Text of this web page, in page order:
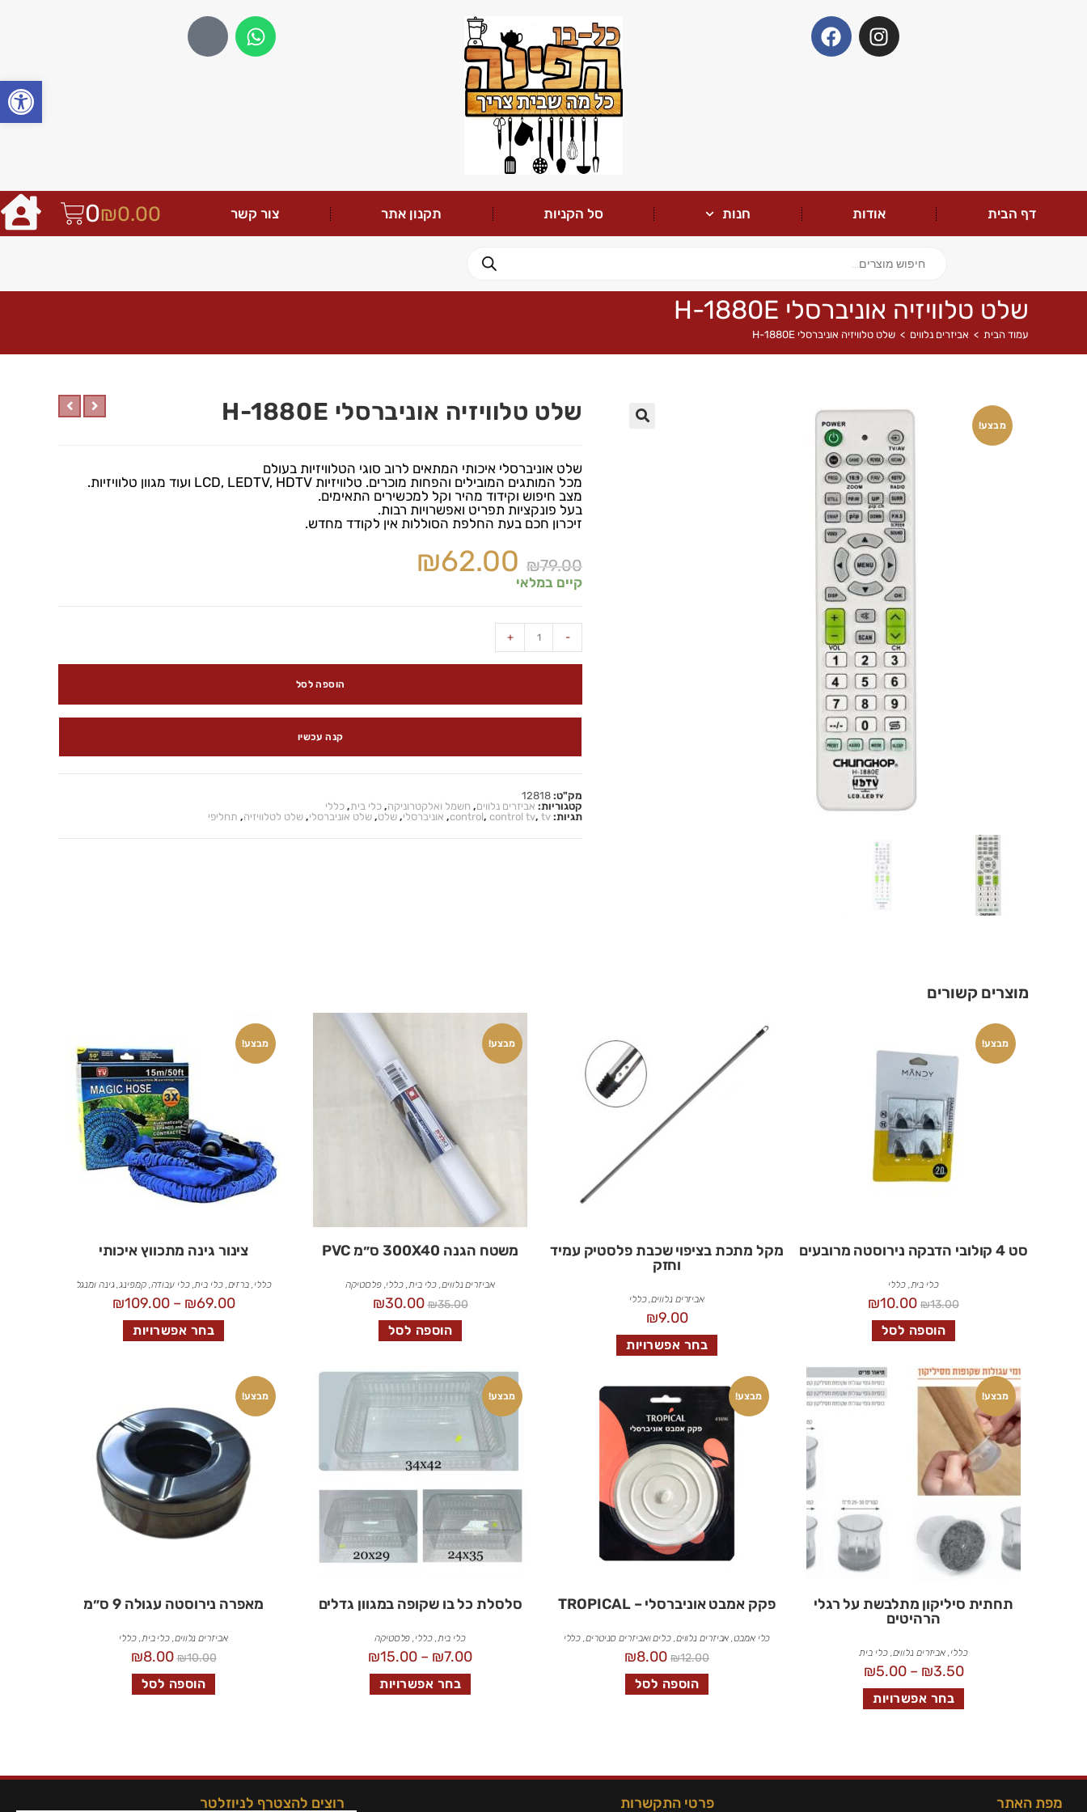
דף הבית אודות חנות סל הקניות תקנון אתר צור קשר ₪0.00
0
שלט טלוויזיה אוניברסלי H-1880E
עמוד הבית > אביזרים נלווים > שלט טלוויזיה אוניברסלי H-1880E
מבצע! שלט טלוויזיה אוניברסלי H-1880E
שלט אוניברסלי איכותי המתאים לרוב סוגי הטלוויזיות בעולם
מכל המותגים המובילים והפחות מוכרים. טלוויזיות LCD, LEDTV, HDTV ועוד מגוון טלוויזיות.
מצב חיפוש וקידוד מהיר וקל למכשירים התאימים.
בעל פונקציות תפריט ואפשרויות רבות.
זיכרון חכם בעת החלפת הסוללות אין לקודד מחדש.
₪79.00
₪62.00
קיים במלאי
-
+
הוספה לסל
קנה עכשיו
מק"ט: 12818
קטגוריות: אביזרים נלווים, חשמל ואלקטרוניקה, כלי בית, כללי
תגיות:
control, control tv, tv
, אוניברסלי, שלט, שלט אוניברסלי, שלט לטלוויזיה, תחליפי
מוצרים קשורים
מבצע!
סט 4 קולובי הדבקה נירוסטה מרובעים
כלי בית,כללי
₪13.00
₪10.00
הוספה לסל
מקל מתכת בציפוי שכבת פלסטיק עמיד
וחזק
אביזרים נלווים,כללי
₪9.00
בחר אפשרויות
מבצע!
משטח הגנה 300X40 ס״מ PVC
אביזרים נלווים, כלי בית, כללי,פלסטיקה
₪35.00
₪30.00
הוספה לסל
מבצע!
צינור גינה מתכווץ איכותי
כללי, ברזים,כלי בית,כלי עבודה,קמפינג, גינה ומנגל
₪69.00
–
₪109.00
בחר אפשרויות
מבצע!
תחתית סיליקון מתלבשת על רגלי
הרהיטים
כללי, אביזרים נלווים,כלי בית
₪3.50
–
₪5.00
בחר אפשרויות
מבצע!
פקק אמבט אוניברסלי – TROPICAL
כלי אמבט, אביזרים נלווים,כלים ואביזרים סניטרים, כללי
₪12.00
₪8.00
הוספה לסל
מבצע!
סלסלת כל בו שקופה במגוון גדלים
כלי בית,כללי, פלסטיקה
₪7.00
–
₪15.00
בחר אפשרויות
מבצע!
מאפרה נירוסטה עגולה 9 ס״מ
אביזרים נלווים, כלי בית, כללי
₪10.00
₪8.00
הוספה לסל
מפת האתר פרטי התקשרות רוצים להצטרף לניוזלטר